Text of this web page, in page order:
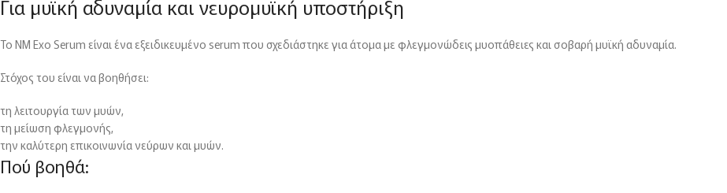
Για μυϊκή αδυναμία και νευρομυϊκή υποστήριξη
Το NM Exo Serum είναι ένα εξειδικευμένο serum που σχεδιάστηκε για άτομα με φλεγμονώδεις μυοπάθειες και σοβαρή μυϊκή αδυναμία.
Στόχος του είναι να βοηθήσει:
τη λειτουργία των μυών,
τη μείωση φλεγμονής,
την καλύτερη επικοινωνία νεύρων και μυών.
Πού βοηθά: